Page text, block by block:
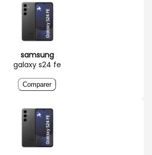
samsung
galaxy s24 fe
Comparer